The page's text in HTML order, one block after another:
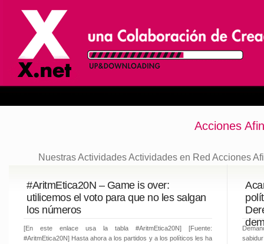
Acciones
Nuestras ActividadesActividades en Red Acciones
#AritmEtica20N – Game is over:
utilicemos el voto para que no les salgan
los números
[En este enlace usa la tabla #AritmEtica20N] [Fuente:
#AritmEtica20N] Hasta ahora a los partidos y a los políticos les ha